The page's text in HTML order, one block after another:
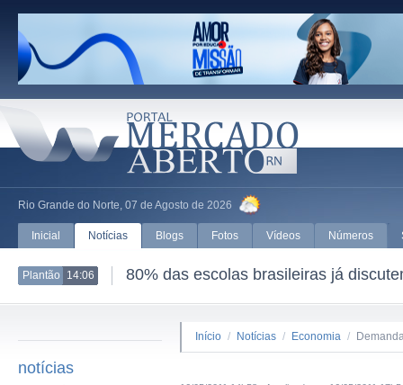
Rio Grande do Norte, 07 de Agosto de 2026
Inicial Notícias Blogs Fotos Vídeos Números
Plantão 14:06 80% das escolas brasileiras já
notícias
Início / Notícias / Economia /